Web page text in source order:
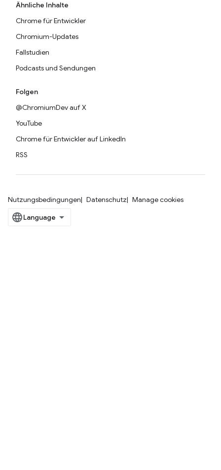
Ähnliche Inhalte
Chrome für Entwickler
Chromium-Updates
Fallstudien
Podcasts und Sendungen
Folgen
@ChromiumDev auf X
YouTube
Chrome für Entwickler auf LinkedIn
RSS
Nutzungsbedingungen Datenschutz Manage cookies